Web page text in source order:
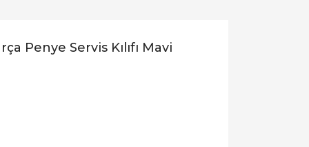
Penye Servis Kılıfı Mavi